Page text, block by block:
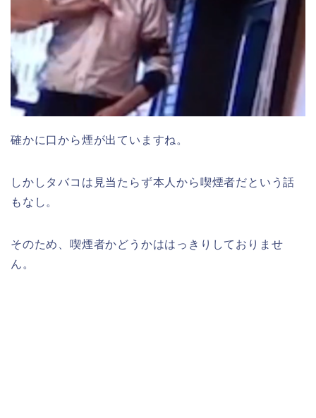
確かに口から煙が出ていますね。
しかしタバコは見当たらず本人から喫煙者だという話
もなし。
そのため、喫煙者かどうかははっきりしておりませ
ん。